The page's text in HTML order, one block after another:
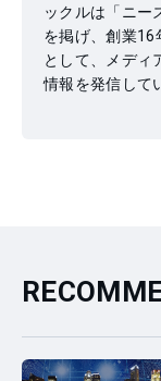
ックルは「ニー
を掲げ、創業16
として、メディ
情報を発信して